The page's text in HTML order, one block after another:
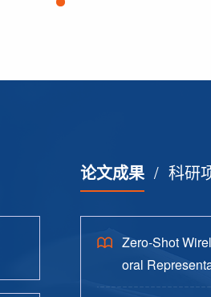
论文成果/ 科研
Zero-Shot
oral